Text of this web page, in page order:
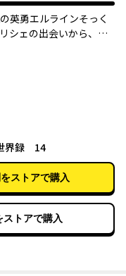
英勇エルラインそっく
シェの出会いから、伝
月22日
界録 14
ストアで購入
ストアで購入